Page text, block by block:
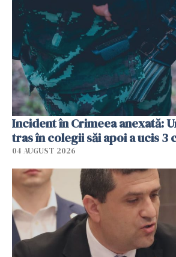
Incident în Crimeea anexată:
tras în colegii săi apoi a ucis 3
04 AUGUST 2026